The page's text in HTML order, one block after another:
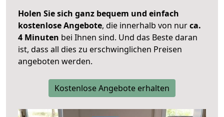
Holen Sie sich ganz bequem und einfach
kostenlose Angebote, die innerhalb von nurca.
4 Minuten bei Ihnen sind. Und das Beste daran
ist, dass all dies zu erschwinglichen Preisen
angeboten werden.
Kostenlose Angebote erhalten